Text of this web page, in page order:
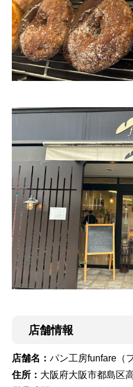
店舗情報
店舗名： パン工房funfare（
住所： 大阪府大阪市都島区